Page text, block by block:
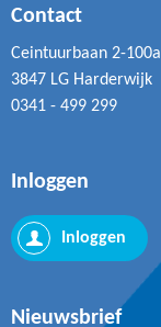
Contact
Ceintuurbaan 2-100a
3847 LG Harderwijk
0341 - 499 299
Nieuwsbrief
Inloggen
Inloggen